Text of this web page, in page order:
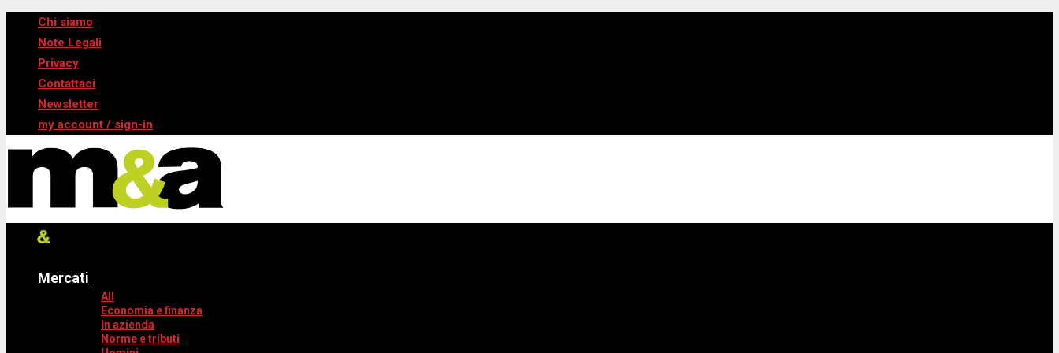
Chi siamo
Note Legali
Privacy
Contattaci
Newsletter
my account / sign-in
Mercati
All
Economia e finanza
In azienda
Norme e tributi